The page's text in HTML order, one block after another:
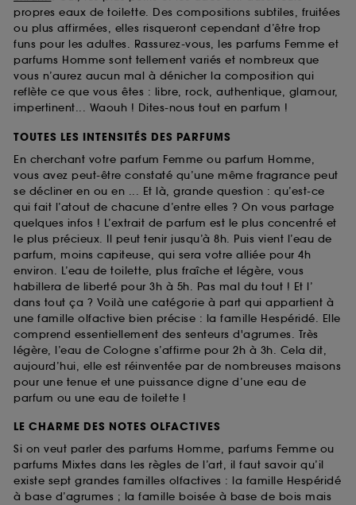
propres eaux de toilette. Des compositions subtiles, fruitées
ou plus affirmées, elles risqueront cependant d’être trop
funs pour les adultes. Rassurez-vous, les parfums Femme et
parfums Homme sont tellement variés et nombreux que
vous n’aurez aucun mal à dénicher la composition qui
reflète ce que vous êtes : libre, rock, authentique, glamour,
impertinent... Waouh ! Dites-nous tout en parfum !
TOUTES LES INTENSITÉS DES PARFUMS
En cherchant votre parfum Femme ou parfum Homme,
vous avez peut-être constaté qu’une même fragrance peut
se décliner en ou en ... Et là, grande question : qu’est-ce
qui fait l’atout de chacune d’entre elles ? On vous partage
quelques infos ! L’extrait de parfum est le plus concentré et
le plus précieux. Il peut tenir jusqu’à 8h. Puis vient l’eau de
parfum, moins capiteuse, qui sera votre alliée pour 4h
environ. L’eau de toilette, plus fraîche et légère, vous
habillera de liberté pour 3h à 5h. Pas mal du tout ! Et l’
dans tout ça ? Voilà une catégorie à part qui appartient à
une famille olfactive bien précise : la famille Hespéridé. Elle
comprend essentiellement des senteurs d'agrumes. Très
légère, l’eau de Cologne s’affirme pour 2h à 3h. Cela dit,
aujourd’hui, elle est réinventée par de nombreuses maisons
pour une tenue et une puissance digne d’une eau de
parfum ou une eau de toilette !
LE CHARME DES NOTES OLFACTIVES
Si on veut parler des parfums Homme, parfums Femme ou
parfums Mixtes dans les règles de l’art, il faut savoir qu’il
existe sept grandes familles olfactives : la famille Hespéridé
à base d’agrumes ; la famille boisée à base de bois mais